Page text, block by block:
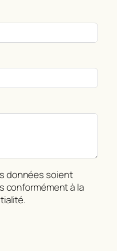
données soient
conformément à la